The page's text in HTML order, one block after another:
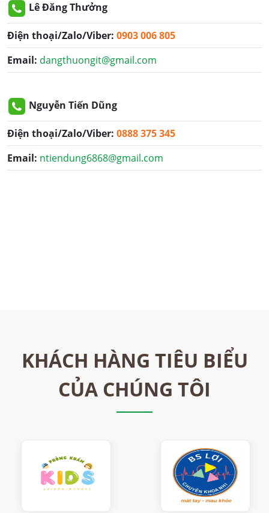
Lê Đăng Thưởng
Điện thoại/Zalo/Viber: 0903 006 805
Email: dangthuongit@gmail.com
Nguyễn Tiến Dũng
Điện thoại/Zalo/Viber: 0888 375 345
Email: ntiendung6868@gmail.com
KHÁCH HÀNG TIÊU BIỂU
CỦA CHÚNG TÔI